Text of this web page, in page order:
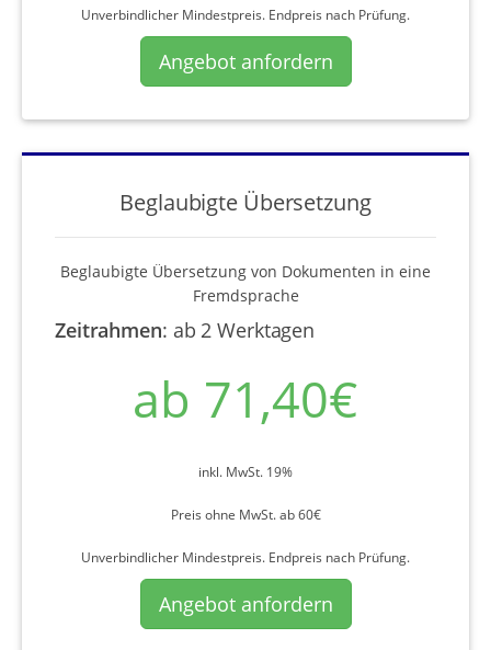
Unverbindlicher Mindestpreis. Endpreis nach Prüfung.
Angebot anfordern
Beglaubigte Übersetzung
Beglaubigte Übersetzung von Dokumenten in eine
Fremdsprache
Zeitrahmen: ab 2 Werktagen
ab 71,40€
inkl. MwSt. 19%
Preis ohne MwSt. ab 60€
Unverbindlicher Mindestpreis. Endpreis nach Prüfung.
Angebot anfordern